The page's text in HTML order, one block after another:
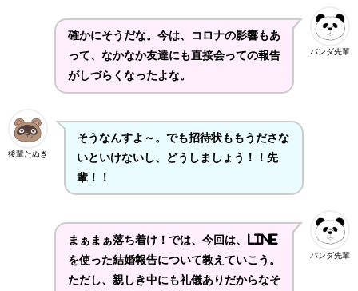
パンダ先輩
確かにそうだな。今は、コロナの影響もあ
って、なかなか友達にも直接会っての報告
がしづらくなったよな。
後輩たぬき
そうなんすよ～。でも招待状ももうださな
いといけないし、どうしましょう！！先
輩！！
パンダ先輩
まぁまぁ落ち着け！では、今回は、LINE
を使った結婚報告について教えていこう。
ただし、親しき中にも礼儀ありだからなそ